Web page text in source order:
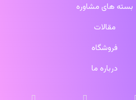
بسته های مشاوره
مقالات
فروشگاه
درباره ما